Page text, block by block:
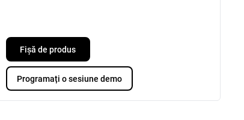
Fișă de produs
Programați o sesiune demo